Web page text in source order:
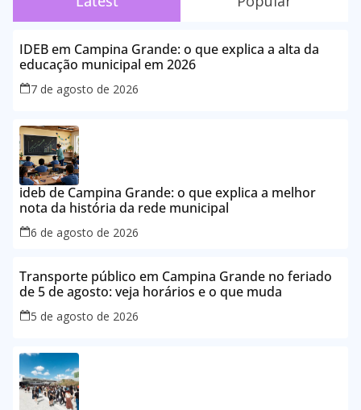
IDEB em Campina Grande: o que explica a alta da
educação municipal em 2026
7 de agosto de 2026
ideb de Campina Grande: o que explica a melhor
nota da história da rede municipal
6 de agosto de 2026
Transporte público em Campina Grande no feriado
de 5 de agosto: veja horários e o que muda
5 de agosto de 2026